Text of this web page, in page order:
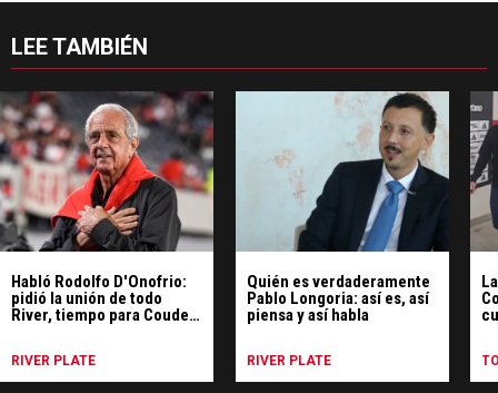
LEE TAMBIÉN
Habló Rodolfo D'Onofrio:
pidió la unión de todo
River, tiempo para Coudet
RIVER PLATE
Quién es verdaderamente
Pablo Longoria: así es, así
piensa y así habla
RIVER PLATE